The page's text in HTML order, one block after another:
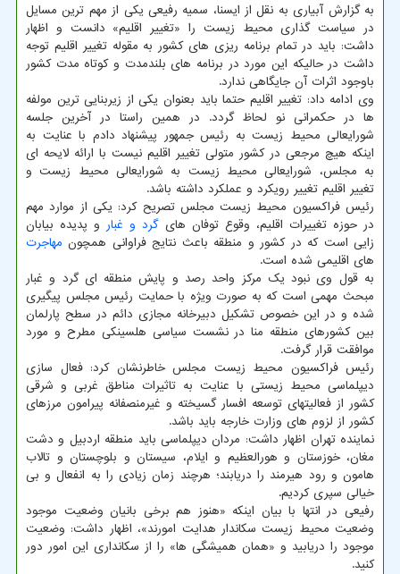
به گزارش آبیاری به نقل از ایسنا، سمیه رفیعی یکی از مهم ترین مسایل
در سیاست گذاری محیط زیست را «تغییر اقلیم» دانست و اظهار
داشت: باید در تمام برنامه ریزی های کشور به مقوله تغییر اقلیم توجه
داشت در حالیکه این مورد در برنامه های بلندمدت و کوتاه مدت کشور
باوجود اثرات آن جایگاهی ندارد.
وی ادامه داد: تغییر اقلیم حتما باید بعنوان یکی از زیربنایی ترین مولفه
ها در حکمرانی نو لحاظ گردد. در همین راستا در آخرین جلسه
شورایعالی محیط زیست به رئیس جمهور پیشنهاد دادم با عنایت به
اینکه هیچ مرجعی در کشور متولی تغییر اقلیم نیست با ارائه لایحه ای
به مجلس، شورایعالی محیط زیست به شورایعالی محیط زیست و
تغییر اقلیم تغییر رویکرد و عملکرد داشته باشد.
رئیس فراکسیون محیط زیست مجلس تصریح کرد: یکی از موارد مهم
در حوزه تغییرات اقلیم، وقوع توفان هایگرد و غبار و پدیده بیابان
زایی است که در کشور و منطقه باعث نتایج فراوانی همچون مهاجرت
های اقلیمی شده است.
به قول وی نبود یک مرکز واحد رصد و پایش منطقه ای گرد و غبار
مبحث مهمی است که به صورت ویژه با حمایت رئیس مجلس پیگیری
شده و در این خصوص تشکیل دبیرخانه مجازی دائم در سطح پارلمان
بین کشورهای منطقه منا در نشست سیاسی هلسینکی مطرح و مورد
موافقت قرار گرفت.
رئیس فراکسیون محیط زیست مجلس خاطرنشان کرد: فعال سازی
دیپلماسی محیط زیستی با عنایت به تاثیرات مناطق غربی و شرقی
کشور از فعالیتهای توسعه افسار گسیخته و غیرمنصفانه پیرامون مرزهای
کشور از لزوم های وزارت خارجه باید باشد.
نماینده تهران اظهار داشت: مردان دیپلماسی باید منطقه اردبیل و دشت
مغان، خوزستان و هورالعظیم و ایلام، سیستان و بلوچستان و تالاب
هامون و رود هیرمند را دریابند؛ هرچند زمان زیادی را به انفعال و بی
خیالی سپری کردیم.
رفیعی در انتها با بیان اینکه «هنوز هم برخی بانیان وضعیت موجود
وضعیت محیط زیست سکاندار هدایت امورند»، اظهار داشت: وضعیت
موجود را دریابید و «همان همیشگی ها» را از سکانداری این امور دور
کنید.